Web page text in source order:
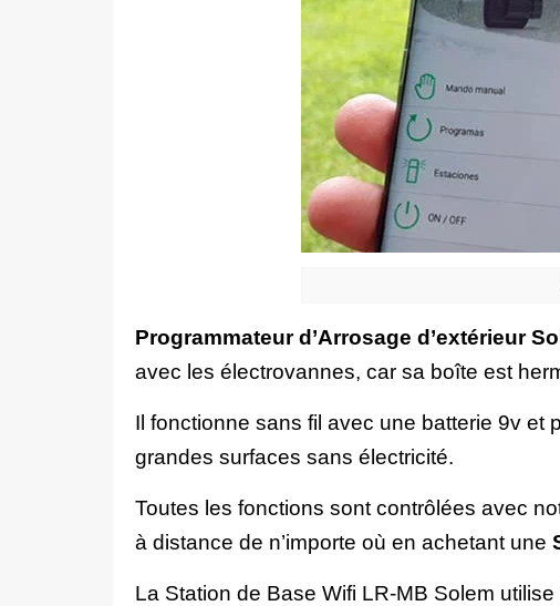
Programmateur d’Arrosage d’extérieur
avec les électrovannes, car sa boîte est
Il fonctionne sans fil avec une batterie 9v et
grandes surfaces sans électricité.
Toutes les fonctions sont contrôlées avec
à distance de n’importe où en achetant une
La Station de Base Wifi LR-MB Solem